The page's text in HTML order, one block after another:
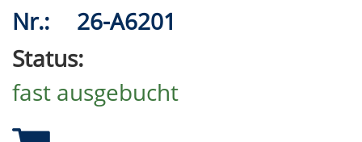
Nr.:
26-A6201
Status:
fast ausgebucht